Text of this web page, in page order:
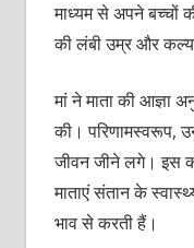
माध्यम से अपने बच्चों
की लंबी उम्र और
मां ने माता की आज्ञा
की। परिणामस्वरूप,
जीवन जीने लगे। इस
माताएं संतान के
भाव से करती हैं।